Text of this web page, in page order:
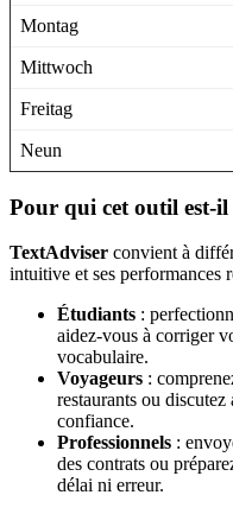
Montag
Mittwoch
Freitag
Neun
Pour qui cet outil est-il
TextAdviser convient à
intuitive et ses performances
Étudiants :
aidez-vous à corriger
vocabulaire.
Voyageurs :
restaurants ou
confiance.
Professionnels :
des contrats ou
délai ni erreur.